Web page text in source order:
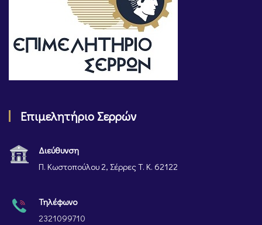
Επιμελητήριο Σερρών
Διεύθυνση
Π. Κωστοπούλου 2, Σέρρες Τ. Κ. 62122
Τηλέφωνο
2321099710